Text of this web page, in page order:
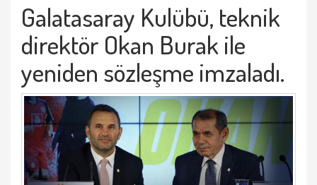
Galatasaray Kulübü, teknik
direktör Okan Burak ile
yeniden sözleşme imzaladı.